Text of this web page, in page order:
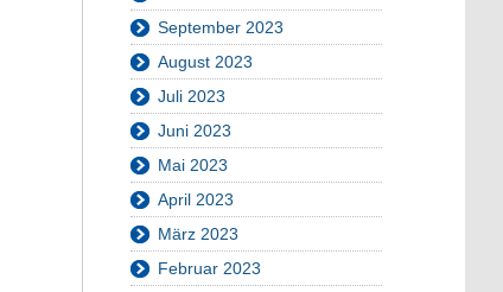
September 2023
August 2023
Juli 2023
Juni 2023
Mai 2023
April 2023
März 2023
Februar 2023